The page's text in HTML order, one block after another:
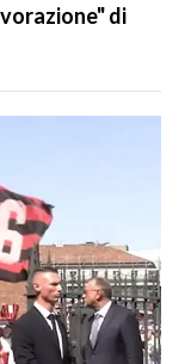
di